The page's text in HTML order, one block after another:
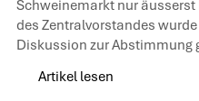
Schweinemarkt nur
des Zentralvorstandes
Diskussion zur Abstimmung
Artikel lesen